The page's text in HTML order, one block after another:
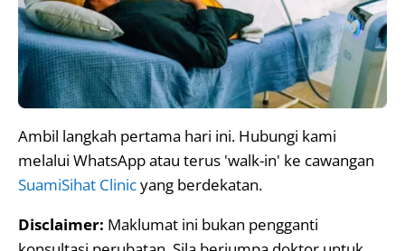
Ambil langkah pertama hari ini. Hubungi kami
melalui WhatsApp atau terus 'walk-in' ke cawangan
SuamiSihat Clinicyang berdekatan.
Disclaimer: Maklumat ini bukan pengganti